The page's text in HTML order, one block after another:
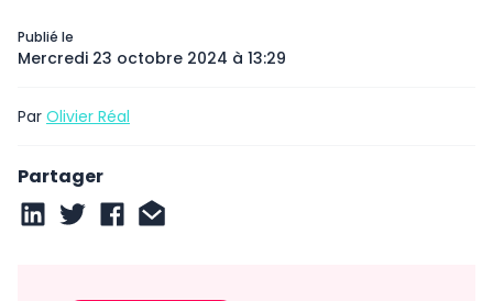
Publié le
Mercredi 23 octobre 2024 à 13:29
Par Olivier Réal
Partager